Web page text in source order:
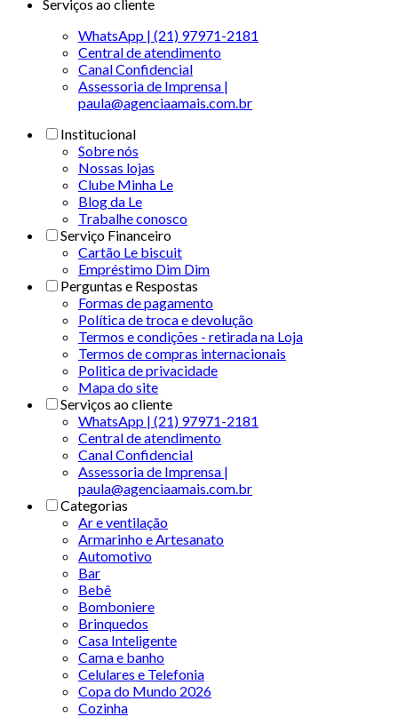
Serviços ao cliente
WhatsApp | (21) 97971-2181
Central de atendimento
Canal Confidencial
Assessoria de Imprensa |
paula@agenciaamais.com.br
Institucional
Sobre nós
Nossas lojas
Clube Minha Le
Blog da Le
Trabalhe conosco
Serviço Financeiro
Cartão Le biscuit
Empréstimo Dim Dim
Perguntas e Respostas
Formas de pagamento
Política de troca e devolução
Termos e condições - retirada na Loja
Termos de compras internacionais
Politica de privacidade
Mapa do site
Serviços ao cliente
WhatsApp | (21) 97971-2181
Central de atendimento
Canal Confidencial
Assessoria de Imprensa |
paula@agenciaamais.com.br
Categorias
Ar e ventilação
Armarinho e Artesanato
Automotivo
Bar
Bebê
Bomboniere
Brinquedos
Casa Inteligente
Cama e banho
Celulares e Telefonia
Copa do Mundo 2026
Cozinha